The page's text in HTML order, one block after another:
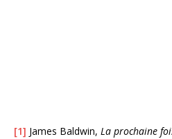
[1] James Baldwin, La prochaine